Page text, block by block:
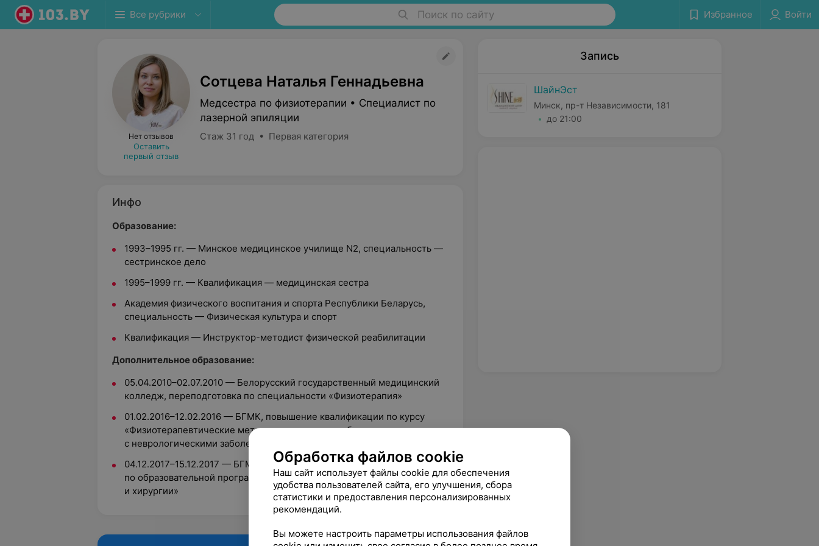
Все рубрики Поиск по сайту Избранное Войти
Нет отзывов
Оставить
первый отзыв
Сотцева Наталья Геннадьевна
Медсестра по физиотерапии • Специалист по
лазерной эпиляции
Стаж 31 год • Первая категория
Инфо
Образование:
1993–1995 гг. — Минское медицинское училище N2, специальность —
сестринское дело
1995–1999 гг. — Квалификация — медицинская сестра
Aкадемия физического воспитания и спорта Республики Беларусь,
специальность — Физическая культура и спорт
Квалификация — Инструктор-методист физической реабилитации
Дополнительное образование:
05.04.2010–02.07.2010 — Белорусский государственный медицинский
колледж, переподготовка по специальности «Физиотерапия»
01.02.2016–12.02.2016 — БГМК, повышение квалификации по курсу
«Физиотерапевтические методы в лечении и реабилитации пациентов
с неврологическими заболеваниями»
04.12.2017–15.12.2017 — БГМК, повышение квалификации
по образовательной программе «Лазерные технологии в терапии
и хирургии»
Запись
ШайнЭст
Минск, пр-т Независимости, 181
до 21:00
Обработка файлов cookie
Наш сайт использует файлы cookie для обеспечения
удобства пользователей сайта, его улучшения, сбора
статистики и предоставления персонализированных
рекомендаций.
Вы можете настроить параметры использования файлов